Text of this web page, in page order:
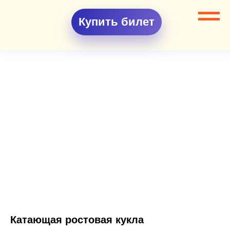
Купить билет
Катающая ростовая кукла